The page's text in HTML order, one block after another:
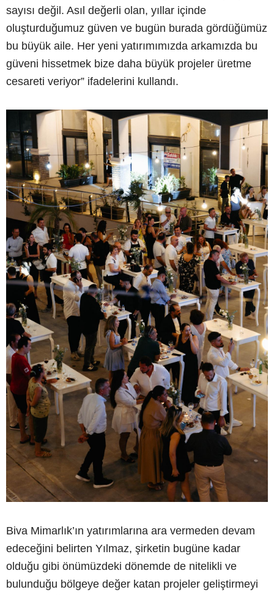
sayısı değil. Asıl değerli olan, yıllar içinde
oluşturduğumuz güven ve bugün burada gördüğümüz
bu büyük aile. Her yeni yatırımımızda arkamızda bu
güveni hissetmek bize daha büyük projeler üretme
cesareti veriyor” ifadelerini kullandı.
Biva Mimarlık’ın yatırımlarına ara vermeden devam
edeceğini belirten Yılmaz, şirketin bugüne kadar
olduğu gibi önümüzdeki dönemde de nitelikli ve
bulunduğu bölgeye değer katan projeler geliştirmeyi